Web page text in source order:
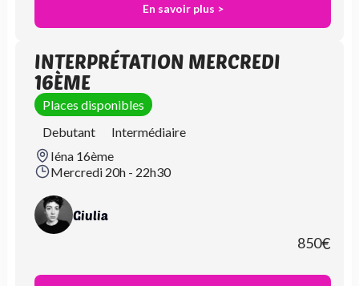
En savoir plus >
INTERPRÉTATION MERCREDI
16ÈME
Places disponibles
Debutant
Intermédiaire
Iéna 16ème
Mercredi 20h - 22h30
Giulia
850€